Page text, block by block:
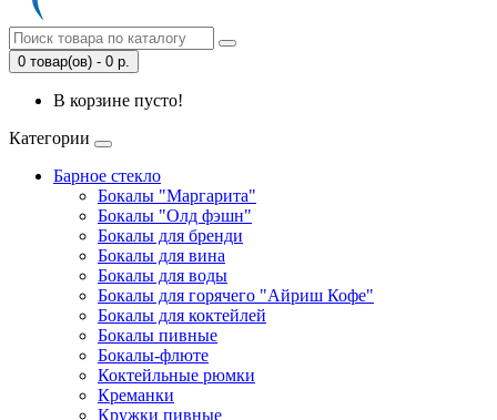
0 товар(ов) - 0 р.
В корзине пусто!
Категории
Барное стекло
Бокалы "Маргарита"
Бокалы "Олд фэшн"
Бокалы для бренди
Бокалы для вина
Бокалы для воды
Бокалы для горячего "Айриш Кофе"
Бокалы для коктейлей
Бокалы пивные
Бокалы-флюте
Коктейльные рюмки
Креманки
Кружки пивные